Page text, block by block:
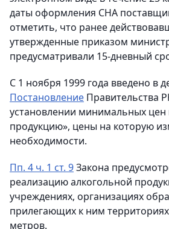
даты оформления СНА
отметить, что ранее
утвержденные приказом
предусматривали 15-дневный
С 1 ноября 1999 года введено в
Постановление Правительства
установлении минимальных цен
продукцию», цены на которую
необходимости.
Пп. 4 ч. 1 ст. 9Закона
реализацию алкогольной
учреждениях, организациях
прилегающих к ним
метров.